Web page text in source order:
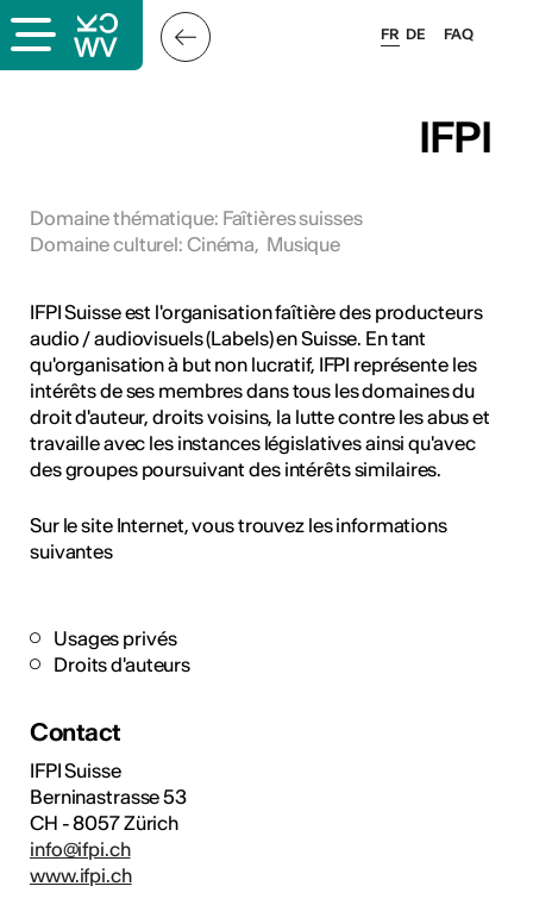
FAQ
FR DE
IFPI
Domaine thématique: Faîtières suisses
Domaine culturel: Cinéma, Musique
IFPI Suisse est l'organisation faîtière des producteurs
audio / audiovisuels (Labels) en Suisse. En tant
qu'organisation à but non lucratif, IFPI représente les
intérêts de ses membres dans tous les domaines du
droit d'auteur, droits voisins, la lutte contre les abus et
travaille avec les instances législatives ainsi qu'avec
des groupes poursuivant des intérêts similaires.
Sur le site Internet, vous trouvez les informations
suivantes
Usages privés
Droits d'auteurs
Contact
IFPI Suisse
Berninastrasse 53
CH - 8057 Zürich
info@ifpi.ch
www.ifpi.ch